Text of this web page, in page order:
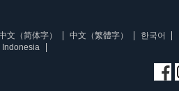
文（简体字） 中文（繁體字）
한국어
Indonesia